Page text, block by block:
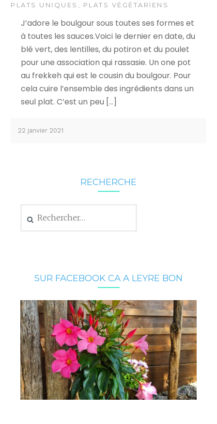
PLATS UNIQUES PLATS VÉGÉTARIENS
J’adore le boulgour sous toutes ses formes et
à toutes les sauces.Voici le dernier en date, du
blé vert, des lentilles, du potiron et du poulet
pour une association qui rassasie. Un one pot
au frekkeh qui est le cousin du boulgour. Pour
cela cuire l’ensemble des ingrédients dans un
seul plat. C’est un peu […]
22 janvier 2021
RECHERCHE
SUR FACEBOOK CA A LEYRE BON